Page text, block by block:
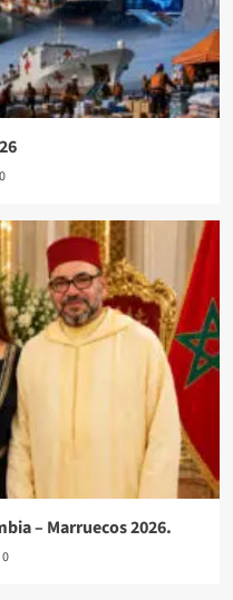
0
– Marruecos 2026.
0